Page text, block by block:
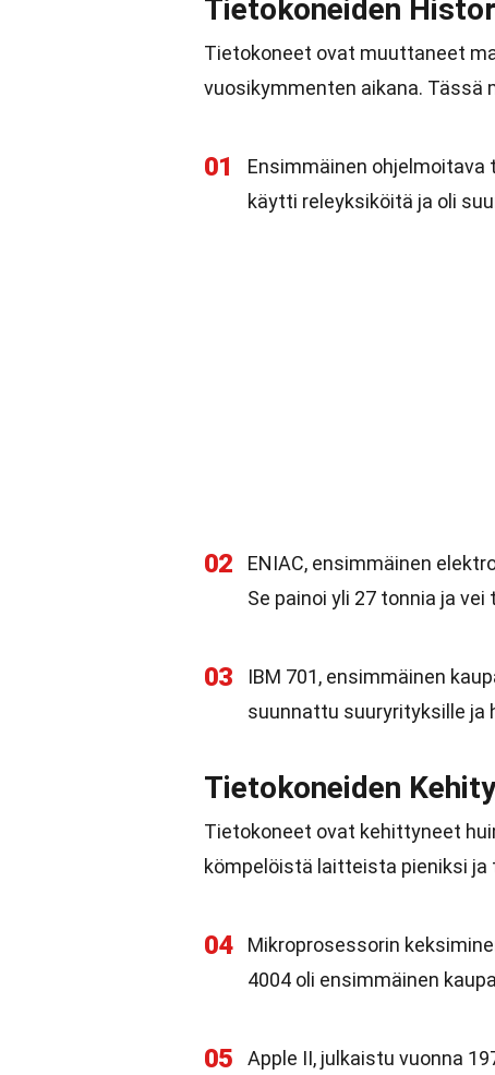
Tietokoneiden
Tietokoneet ovat muuttaneet
vuosikymmenten aikana.
01
Ensimmäinen ohjelmoitava
käytti releyksiköitä ja oli
02
ENIAC, ensimmäinen
Se painoi yli 27 tonnia ja
03
IBM 701, ensimmäinen
suunnattu suuryrityksille ja
Tietokoneiden
Tietokoneet ovat kehittyneet
kömpelöistä laitteista pieniksi ja
04 Mikroprosessorin
4004 oli ensimmäinen
05
Apple II, julkaistu vuonna